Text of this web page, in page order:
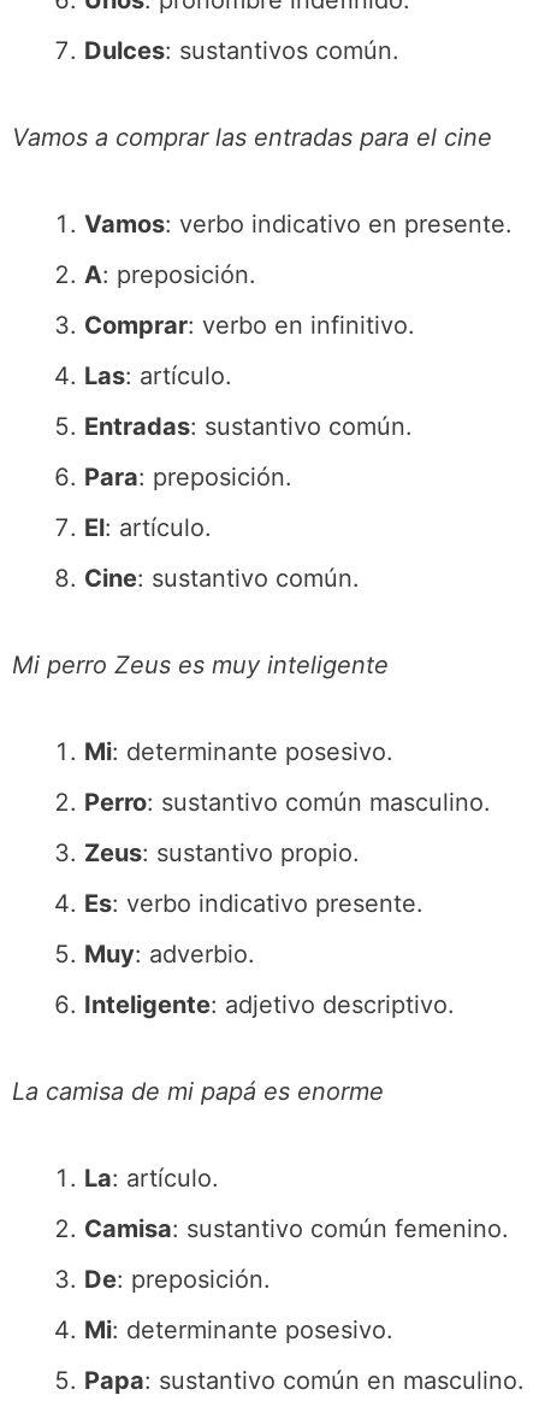
Dulces: sustantivos común.
Vamos a comprar las entradas para el cine
Vamos: verbo indicativo en presente.
A: preposición.
Comprar: verbo en infinitivo.
Las: artículo.
Entradas: sustantivo común.
Para: preposición.
El: artículo.
Cine: sustantivo común.
Mi perro Zeus es muy inteligente
Mi: determinante posesivo.
Perro: sustantivo común masculino.
Zeus: sustantivo propio.
Es: verbo indicativo presente.
Muy: adverbio.
Inteligente: adjetivo descriptivo.
La camisa de mi papá es enorme
La: artículo.
Camisa: sustantivo común femenino.
De: preposición.
Mi: determinante posesivo.
Papa: sustantivo común en masculino.